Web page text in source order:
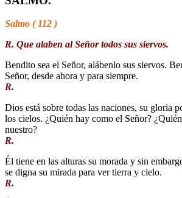
Salmo ( 112 )
R. Que alaben al Señor todos sus siervos.
Bendito sea el Señor, alábenlo sus siervos.
Señor, desde ahora y para siempre.
R.
Dios está sobre todas las naciones, su gloria
los cielos. ¿Quién hay como el Señor?
nuestro?
R.
Él tiene en las alturas su morada y sin
se digna su mirada para ver tierra y cielo.
R.